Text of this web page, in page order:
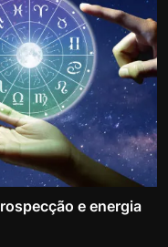
e energia